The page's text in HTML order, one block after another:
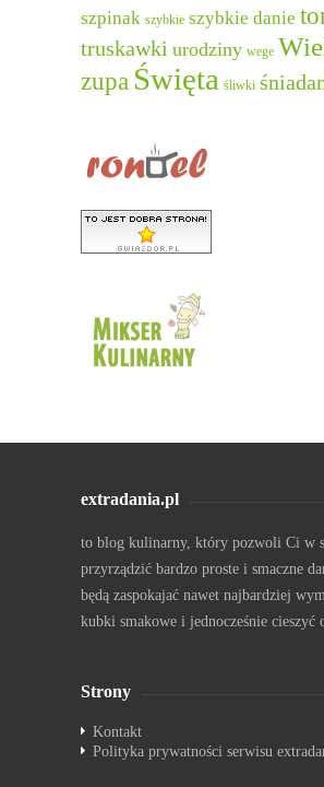
szpinak szybkie szybkie danie
truskawki urodziny wege
zupa Święta śliwki
extradania.pl
to blog kulinarny, który pozwoli Ci w
przyrządzić bardzo proste i smaczne
będą zaspokajać nawet najbardziej
kubki smakowe i jednocześnie cieszyć
Strony
Kontakt
Polityka prywatności serwisu